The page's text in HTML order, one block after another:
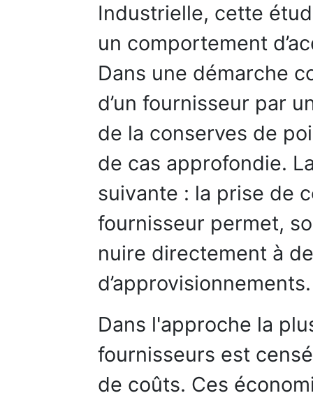
Industrielle, cette
un comportement
Dans une démarche
d’un fournisseur par
de la conserves de
de cas approfondie.
suivante : la prise de
fournisseur permet,
nuire directement à
d’approvisionnements.
Dans l'approche la
fournisseurs est
de coûts. Ces